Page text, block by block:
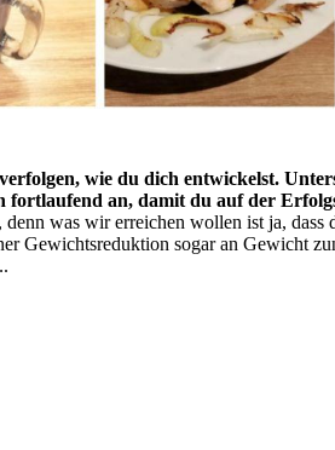
wie du dich entwickelst.
fortlaufend an, damit du auf der
was wir erreichen wollen ist ja, dass
Gewichtsreduktion sogar an Gewicht